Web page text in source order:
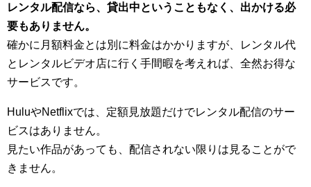
レンタル配信なら、貸出中ということもなく、出かける必
要もありません。
確かに月額料金とは別に料金はかかりますが、レンタル代
とレンタルビデオ店に行く手間暇を考えれば、全然お得な
サービスです。
HuluやNetflixでは、定額見放題だけでレンタル配信のサー
ビスはありません。
見たい作品があっても、配信されない限りは見ることがで
きません。